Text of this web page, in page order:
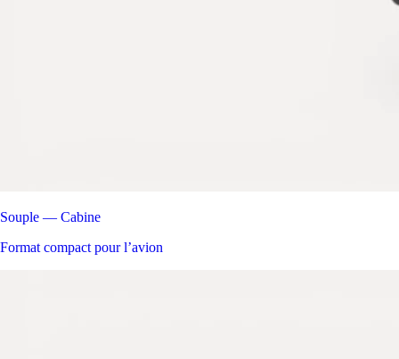
Souple — Cabine
Format compact pour l’avion